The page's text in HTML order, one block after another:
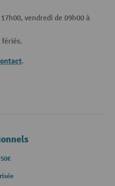
vendredi de 09h00 à
.